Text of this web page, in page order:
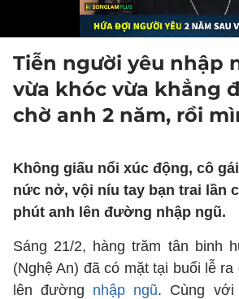
Tiễn người yêu nhập
vừa khóc vừa khẳng
chờ anh 2 năm, rồi
Không giấu nổi xúc động, cô
nức nở, vội níu tay bạn trai lần
phút anh lên đường nhập ngũ.
Sáng 21/2, hàng trăm tân binh
(Nghệ An) đã có mặt tại buổi lễ ra
lên đường nhập ngũ. Cùng với